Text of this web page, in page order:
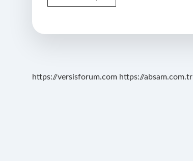
Nedir
https://versisforum.com https://absam.com.tr